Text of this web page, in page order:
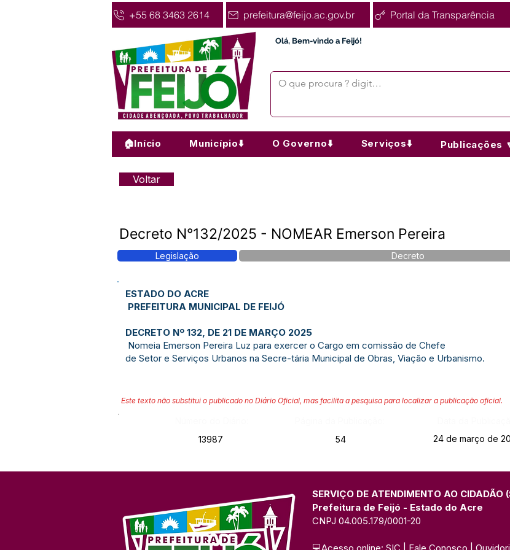
+55 68 3463 2614 prefeitura@feijo.ac.gov.br Portal da Transparência
Olá, Bem-vindo a Feijó!
🏠Início Município⬇️ O Governo⬇️ Serviços⬇️ Publicações
Voltar
Decreto N°132/2025 - NOMEAR Emerson Pereira
Legislação Decreto
ESTADO DO ACRE
PREFEITURA MUNICIPAL DE FEIJÓ
DECRETO Nº 132, DE 21 DE MARÇO 2025
Nomeia Emerson Pereira Luz para exercer o Cargo em comissão de Chefe
de Setor e Serviços Urbanos na Secre-tária Municipal de Obras, Viação e Urbanismo.
Este texto não substitui o publicado no Diário Oficial, mas facilita a pesquisa para localizar a publicação oficial.
13987
54 24 de março de
SERVIÇO DE ATENDIMENTO AO CIDADÃO
Prefeitura de Feijó - Estado do Acre
CNPJ 04.005.179/0001-20